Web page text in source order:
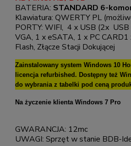
BATERIA: STANDARD 6-
Klawiatura: QWERTY PL
PORTY: WIFI, 4 x USB (2x
VGA, 1 x eSATA, 1 x PC
Flash, Złącze Stacji Dokującej
Zainstalowany system Windows 10
licencja refurbished. Dostępny też
do wybrania z tabelki pod ceną
Na życzenie klienta Windows 7 Pro
GWARANCJA: 12mc
UWAGI: Sprzęt w stanie BDB-